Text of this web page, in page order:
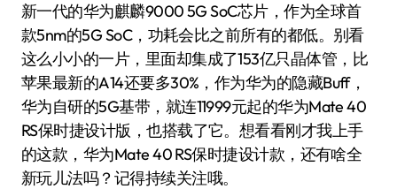
新一代的华为麒麟9000 5G SoC芯片，作为全球首
款5nm的5G SoC，功耗会比之前所有的都低。别看
这么小小的一片，里面却集成了153亿只晶体管，比
苹果最新的A14还要多30%，作为华为的隐藏Buff，
华为自研的5G基带，就连11999元起的华为Mate 40
RS保时捷设计版，也搭载了它。想看看刚才我上手
的这款，华为Mate 40 RS保时捷设计款，还有啥全
新玩儿法吗？记得持续关注哦。